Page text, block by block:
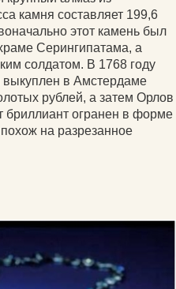
камня составляет 199,6
этот камень был
Серингипатама, а
солдатом. В 1768 году
выкуплен в Амстердаме
рублей, а затем Орлов
бриллиант огранен в форме
на разрезанное